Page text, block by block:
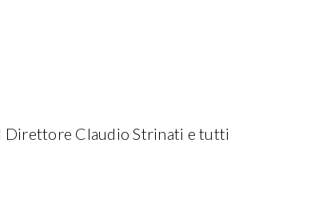
Direttore Claudio Strinati e tutti